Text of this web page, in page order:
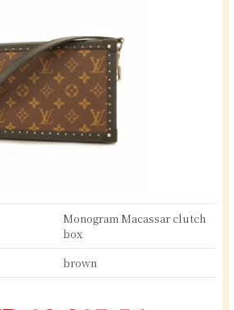
Monogram Macassar clutch
box
brown